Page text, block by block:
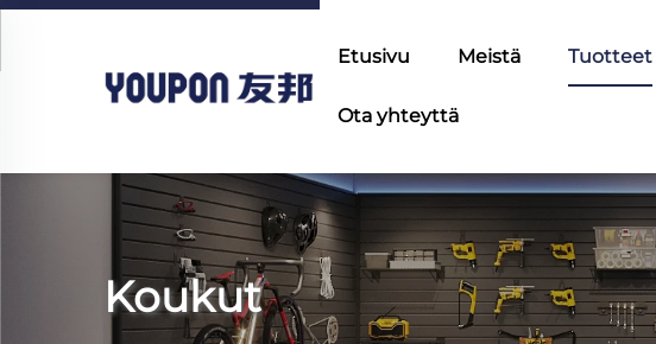
Etusivu Meistä Tuotteet
Ota yhteyttä
Koukut